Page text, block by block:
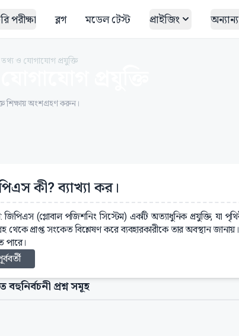
পরীক্ষা ব্লগ মডেল টেস্ট প্রাইজিং অন্যান্য
তথ্য ও যোগাযোগ প্রযুক্তি
শিক্ষায় অংশগ্রহণ করুন।
কী? ব্যাখ্যা কর।
জিপিএস (গ্লোবাল পজিশনিং সিস্টেম) একটি অত্যাধুনিক প্রযুক্তি, যা
থেকে প্রাপ্ত সংকেত বিশ্লেষণ করে ব্যবহারকারীকে তার অবস্থান
পারে।
বহুনির্বচনী প্রশ্ন সমূহ